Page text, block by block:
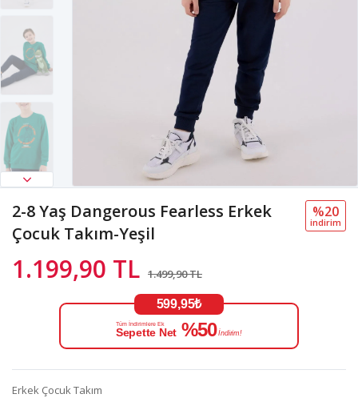
2-8 Yaş Dangerous Fearless Erkek
Çocuk Takım-Yeşil
1.199,90 TL 1.499,90 TL
%20
i̇ndi̇ri̇m
599,95₺
Tüm İndirimlere Ek
Sepette Net %50 İndirim!
Erkek Çocuk Takım